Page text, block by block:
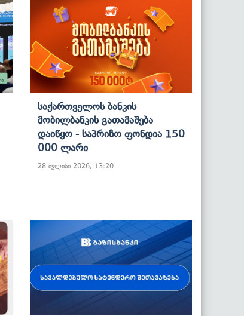
Საქართველოს Ბანკის
Მობილბანკის Გათამაშება
Დაიწყო ­­- Საპრიზო Ფონდია 150
000 Ლარი
28 ივლისი 2026, 13:20